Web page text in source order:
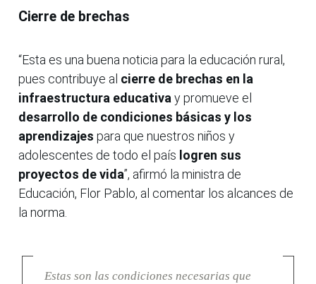
Cierre de brechas
“Esta es una buena noticia para la educación rural,
pues contribuye al cierre de brechas en la
infraestructura educativa y promueve el
desarrollo de condiciones básicas y los
aprendizajes para que nuestros niños y
adolescentes de todo el país logren sus
proyectos de vida”, afirmó la ministra de
Educación, Flor Pablo, al comentar los alcances de
la norma.
Estas son las condiciones necesarias que